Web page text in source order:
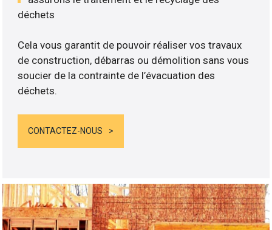
déchets
Cela vous garantit de pouvoir réaliser vos travaux
de construction, débarras ou démolition sans vous
soucier de la contrainte de l’évacuation des
déchets.
CONTACTEZ-NOUS